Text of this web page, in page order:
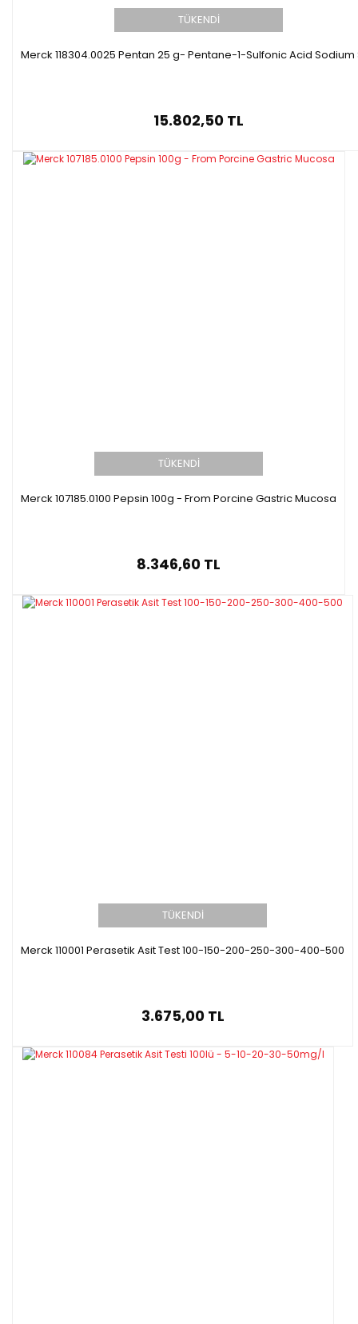
TÜKENDİ
Merck 118304.0025 Pentan 25 g- Pentane-1-Sulfonic Acid Sodium
15.802,50 TL
TÜKENDİ
Merck 107185.0100 Pepsin 100g - From Porcine Gastric Mucosa
8.346,60 TL
TÜKENDİ
Merck 110001 Perasetik Asit Test 100-150-200-250-300-400-500
3.675,00 TL